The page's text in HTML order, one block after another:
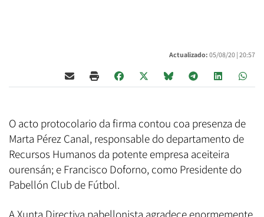
Actualizado: 05/08/20 | 20:57
O acto protocolario da firma contou coa presenza de
Marta Pérez Canal, responsable do departamento de
Recursos Humanos da potente empresa aceiteira
ourensán; e Francisco Doforno, como Presidente do
Pabellón Club de Fútbol.
A Xunta Directiva pabellonista agradece enormemente